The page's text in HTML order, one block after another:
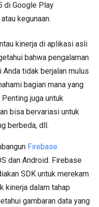
di Google Play
kegunaan.
kinerja di aplikasi asli
bahwa pengalaman
tidak berjalan mulus
bagian mana yang
juga untuk
bisa bervariasi untuk
berbeda, dll.
Firebase
dan Android. Firebase
SDK untuk merekam
kinerja dalam tahap
gambaran data yang